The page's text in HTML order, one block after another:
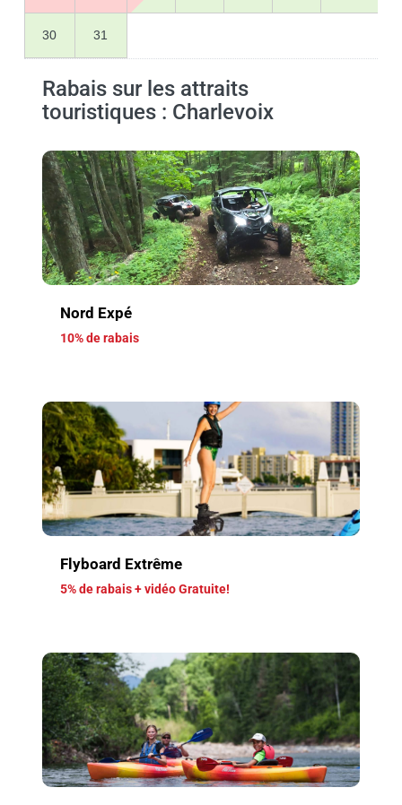
30 31
Rabais sur les attraits
touristiques : Charlevoix
Nord Expé
10% de rabais
Flyboard Extrême
5% de rabais + vidéo Gratuite!